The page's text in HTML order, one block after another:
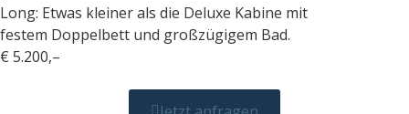
Long: Etwas kleiner als die Deluxe Kabine mit
festem Doppelbett und großzügigem Bad.
€ 5.200,–